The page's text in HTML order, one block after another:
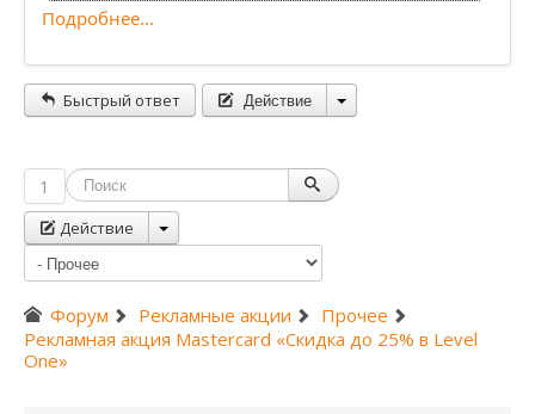
Подробнее...
Быстрый ответ Действие
1
Действие
Форум Рекламные акции
Прочее
Рекламная акция Mastercard «Скидка до 25% в Level
One»